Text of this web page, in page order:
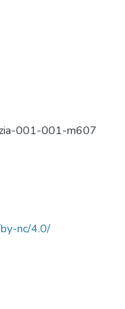
001-001-m607
nc/4.0/